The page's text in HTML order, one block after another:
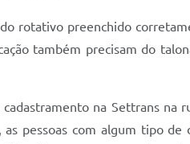
rotativo preenchido
também precisam do
na Settrans
pessoas com algum tipo